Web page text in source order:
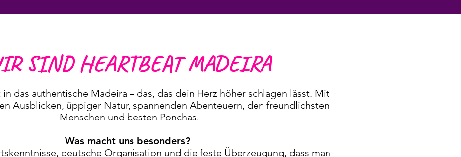
SIND HEARTBEAT MADEIRA
das authentische Madeira – das, das dein Herz höher schlagen lässt. Mit
Ausblicken, üppiger Natur, spannenden Abenteuern, den freundlichsten
Menschen und besten Ponchas.
Was macht uns besonders?
deutsche Organisation und die feste Überzeugung, dass man